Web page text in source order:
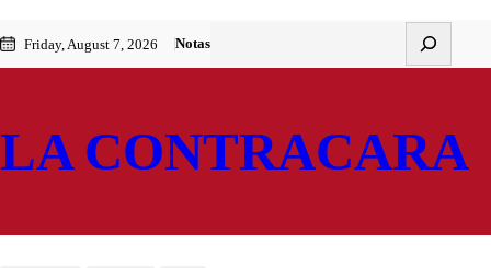
al
contenido
to
content
Friday, August 7, 2026 Notas
LA CONTRACARA